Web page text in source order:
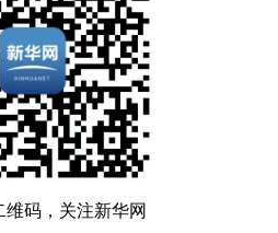
维码，关注新华网